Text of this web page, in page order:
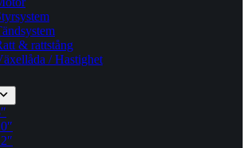
& rattstång
/ Hastighet